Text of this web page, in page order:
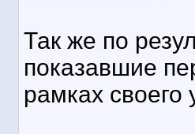
Так же по
показавшие
рамках своего